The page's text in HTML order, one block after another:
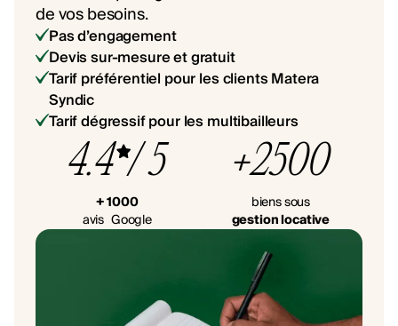
de vos besoins.
Pas d’engagement
Devis sur-mesure et gratuit
Tarif préférentiel pour les clients Matera
Syndic
Tarif dégressif pour les multibailleurs
4.4 / 5
+ 1000
avis Google
+2500
biens sous
gestion locative